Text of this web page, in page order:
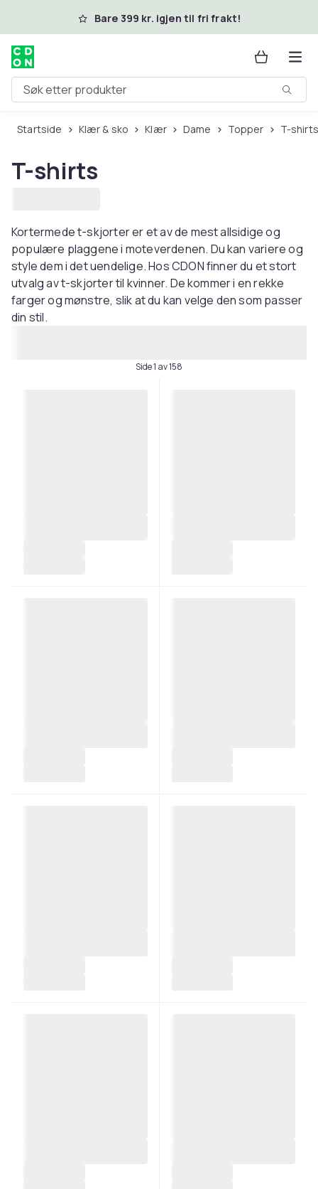
Hopp til hovedinnholdBare 399 kr. igjen til fri frakt!
Søk etter produkter
Startside Klær & sko Klær Dame Topper T-shirts
T-shirts
Kortermede t-skjorter er et av de mest allsidige og
populære plaggene i moteverdenen. Du kan variere og
style dem i det uendelige. Hos CDON finner du et stort
utvalg av t-skjorter til kvinner. De kommer i en rekke
farger og mønstre, slik at du kan velge den som passer
din stil.
Side 1 av 158